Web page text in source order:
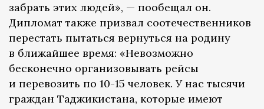
забрать этих людей», — пообещал он.
Дипломат также призвал соотечественников
перестать пытаться вернуться на родину
в ближайшее время: «Невозможно
бесконечно организовывать рейсы
и перевозить по 10-15 человек. У нас тысячи
граждан Таджикистана, которые имеют